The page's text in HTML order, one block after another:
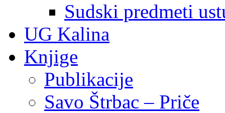
Sudski predmeti
UG Kalina
Knjige
Publikacije
Savo Štrbac – Priče